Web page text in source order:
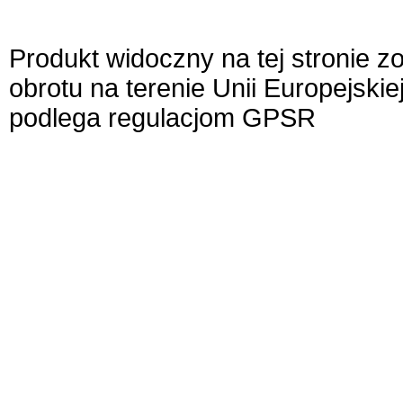
Produkt widoczny na tej stronie
obrotu na terenie Unii
podlega regulacjom GPSR